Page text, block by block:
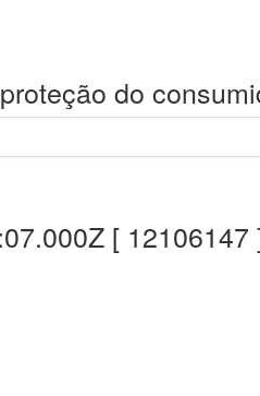
do
[ 12106147